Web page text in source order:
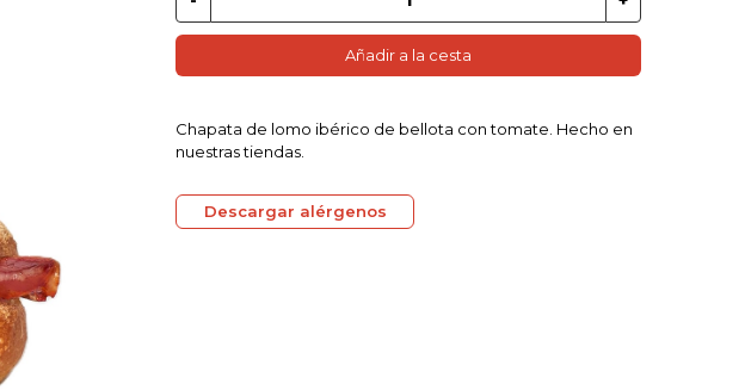
Añadir a la cesta
Chapata de lomo ibérico de bellota con tomate. Hecho en
nuestras tiendas.
Descargar alérgenos